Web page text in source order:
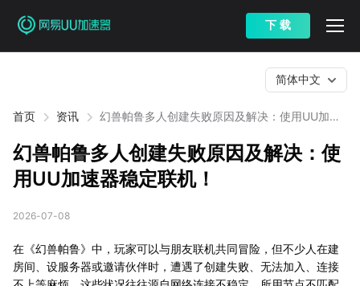
下 载
首页 资讯
幻兽帕鲁多人创建失败原因及解决：使用UU加速
简体中文
幻兽帕鲁多人创建失败原因及解决：使
用UU加速器稳定联机！
2026-07-08
在《幻兽帕鲁》中，玩家可以与朋友联机共同冒险，但不少人在建
房间、设服务器或邀请伙伴时，遭遇了创建失败、无法加入、连接